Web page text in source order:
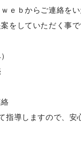
ｅｂからご連絡を
をしていただく事で
指導しますので、安